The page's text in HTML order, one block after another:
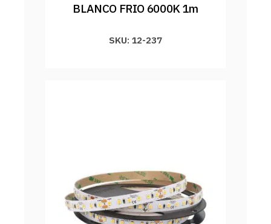
BLANCO FRIO 6000K 1m
SKU: 12-237